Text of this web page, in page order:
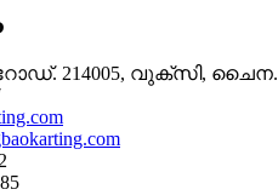
214005, വുക്സി, ചൈന.